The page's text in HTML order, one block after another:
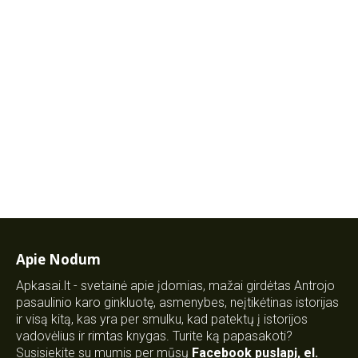
Apie Nodum
Apkasai.lt - svetainė apie įdomias, mažai girdėtas Antrojo
pasaulinio karo ginkluotę, asmenybes, neįtikėtinas istorijas
ir visą kitą, kas yra per smulku, kad patektų į istorijos
vadovėlius ir rimtas knygas. Turite ką papasakoti?
Susisiekite su mumis per mūsų Facebook puslapį, el.